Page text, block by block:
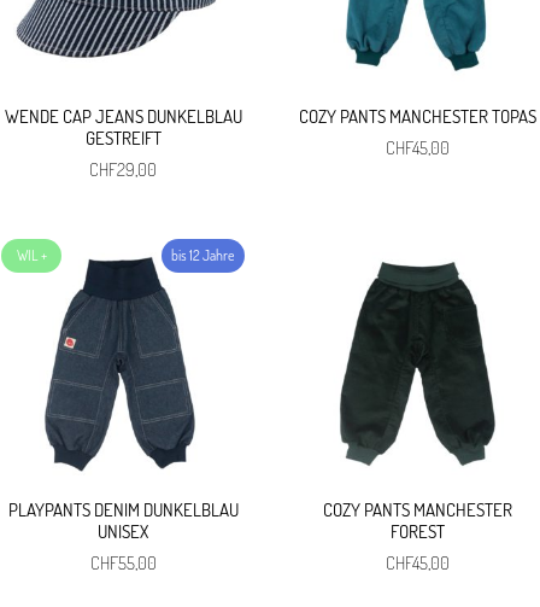
WENDE CAP JEANS DUNKELBLAU
GESTREIFT
CHF29,00
COZY PANTS MANCHESTER TOPAS
CHF45,00
PLAYPANTS DENIM DUNKELBLAU
UNISEX
CHF55,00
COZY PANTS MANCHESTER
FOREST
CHF45,00